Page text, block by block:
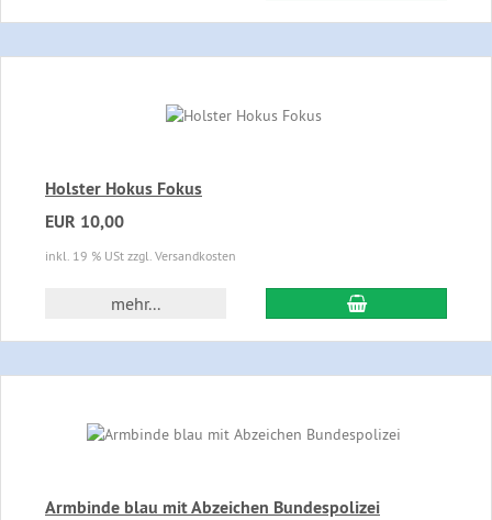
Holster Hokus Fokus
EUR 10,00
inkl. 19 % USt zzgl. Versandkosten
mehr... In den
Armbinde blau mit Abzeichen Bundespolizei